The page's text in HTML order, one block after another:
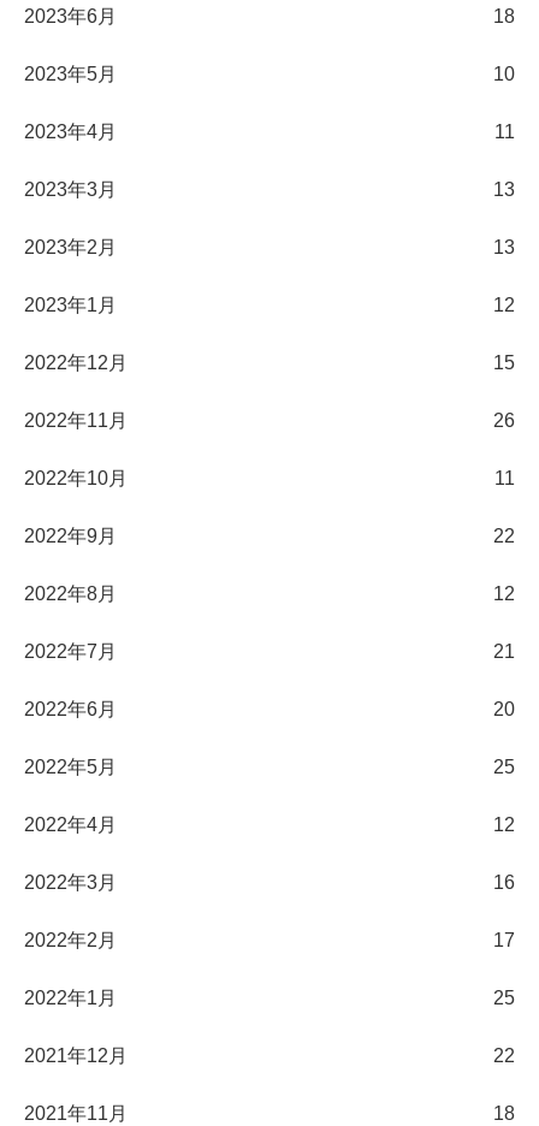
2023年6月 18
2023年5月 10
2023年4月 11
2023年3月 13
2023年2月 13
2023年1月 12
2022年12月 15
2022年11月 26
2022年10月 11
2022年9月 22
2022年8月 12
2022年7月 21
2022年6月 20
2022年5月 25
2022年4月 12
2022年3月 16
2022年2月 17
2022年1月 25
2021年12月 22
2021年11月 18